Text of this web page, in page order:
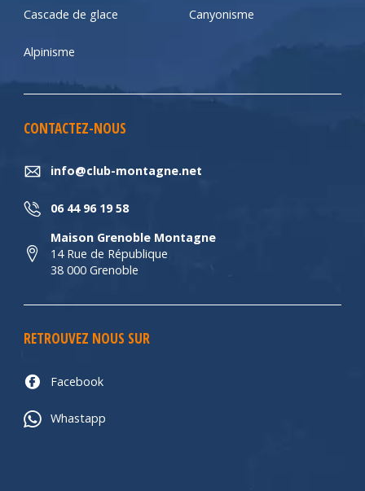
Cascade de glace Canyonisme
Alpinisme
CONTACTEZ-NOUS
info@club-montagne.net
06 44 96 19 58
Maison Grenoble Montagne
14 Rue de République
38 000 Grenoble
RETROUVEZ NOUS SUR
Facebook
Whastapp